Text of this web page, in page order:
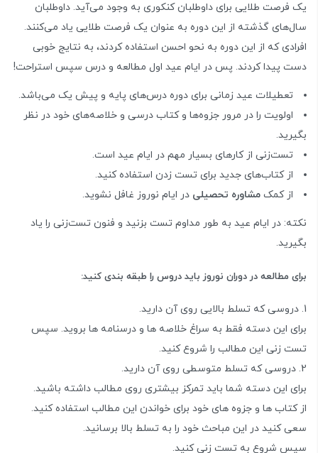
یک فرصت طلایی برای داوطلبان کنکوری به وجود می‌آید. داوطلبان
سال‌های گذشته از این دوره به عنوان یک فرصت طلایی یاد می‌کنند.
افرادی که از این دوره به نحو احسن استفاده کردند، به نتایج خوبی
دست پیدا کردند. پس در ایام عید اول مطالعه و درس سپس استراحت!
تعطیلات عید زمانی برای دوره درس‌های پایه و پیش یک می‌باشد.
اولویت را در مرور جزوه‌ها و کتاب درسی و خلاصه‌های خود در نظر
بگیرید.
تست‌زنی از کارهای بسیار مهم در ایام عید است.
از کتاب‌های جدید برای تست زدن استفاده کنید.
از کمک مشاوره تحصیلی در ایام نوروز غافل نشوید.
نکته: در ایام عید به طور مداوم تست بزنید و فنون تست‌زنی را یاد
بگیرید.
برای مطالعه در دوران نوروز باید دروس را طبقه بندی کنید:
دروسی که تسلط بالایی روی آن دارید.
برای این دسته فقط به سراغ خلاصه ها و درسنامه ها بروید. سپس
تست زنی این مطالب را شروع کنید.
دروسی که تسلط متوسطی روی آن دارید.
برای این دسته شما باید تمرکز بیشتری روی مطالب داشته باشید.
از کتاب ها و جزوه های خود برای خواندن این مطالب استفاده کنید.
سعی کنید در این مباحث خود را به تسلط بالا برسانید.
سپس شروع به تست زنی کنید.